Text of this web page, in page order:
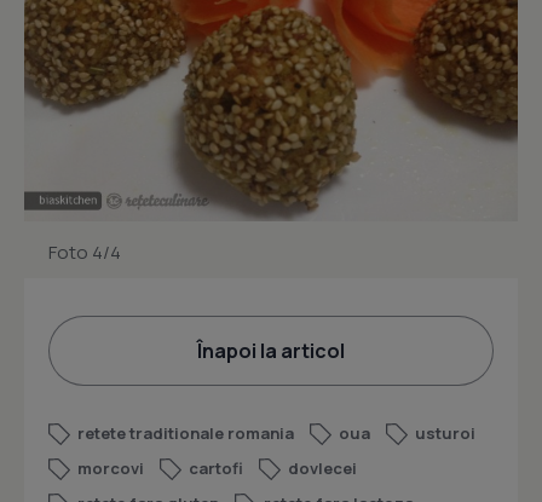
Foto 4/4
Înapoi la articol
retete traditionale romania oua
usturoi
morcovi
cartofi
dovlecei